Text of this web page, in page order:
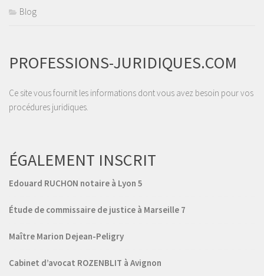
Blog
PROFESSIONS-JURIDIQUES.COM
Ce site vous fournit les informations dont vous avez besoin pour vos
procédures juridiques.
ÉGALEMENT INSCRIT
Edouard RUCHON notaire à Lyon 5
Étude de commissaire de justice à Marseille 7
Maître Marion Dejean-Peligry
Cabinet d’avocat ROZENBLIT à Avignon